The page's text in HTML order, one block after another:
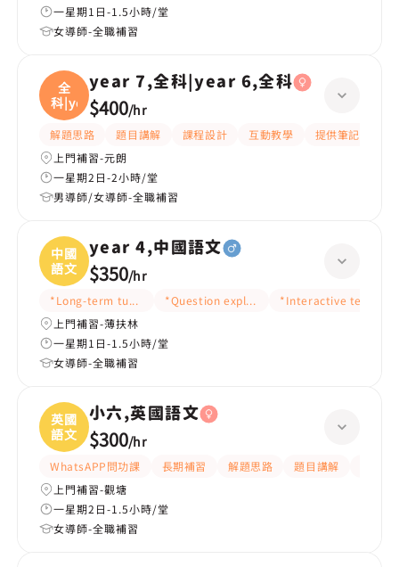
一星期1日-1.5小時/堂
女導師-全職補習
全
科|ye
year 7,全科|year 6,全科
$400/hr
解題思路 題目講解 課程設計 互動教學 提供筆記
上門補習-元朗
一星期2日-2小時/堂
男導師/女導師-全職補習
中國
語文
year 4,中國語文
$350/hr
*Long-term tutoring *Question explanation*Interactive teaching
上門補習-薄扶林
一星期1日-1.5小時/堂
女導師-全職補習
英國
語文
小六,英國語文
$300/hr
WhatsAPP問功課 長期補習 解題思路 題目講解
上門補習-觀塘
一星期2日-1.5小時/堂
女導師-全職補習